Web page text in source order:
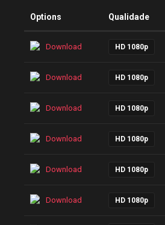
Options Qualidade
Download HD 1080p
Download HD 1080p
Download HD 1080p
Download HD 1080p
Download HD 1080p
Download HD 1080p